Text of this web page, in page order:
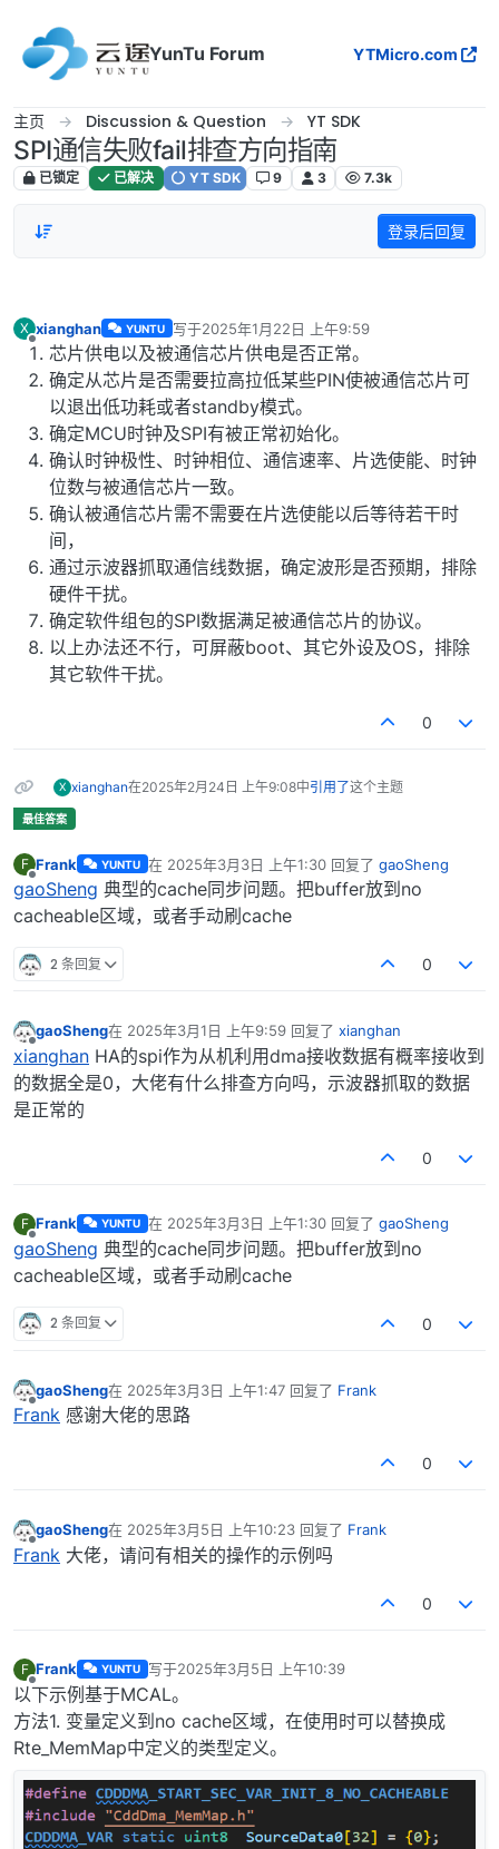
YunTu Forum
YTMicro.com
主页 Discussion & Question YT SDK
SPI通信失败fail排查方向指南
已锁定 已解决 YT SDK 9 3 7.3k
登录后回复
X
离线
xianghan YUNTU 写于2025年1月22日 上午9:59
最后由 编辑
芯片供电以及被通信芯片供电是否正常。
确定从芯片是否需要拉高拉低某些PIN使被通信芯片可
以退出低功耗或者standby模式。
确定MCU时钟及SPI有被正常初始化。
确认时钟极性、时钟相位、通信速率、片选使能、时钟
位数与被通信芯片一致。
确认被通信芯片需不需要在片选使能以后等待若干时
间，
通过示波器抓取通信线数据，确定波形是否预期，排除
硬件干扰。
确定软件组包的SPI数据满足被通信芯片的协议。
以上办法还不行，可屏蔽boot、其它外设及OS，排除
其它软件干扰。
0
X xianghan在2025年2月24日 上午9:08中引用了这个主题
F
离线
Frank YUNTU 在 2025年3月3日 上午1:30回复了 gaoSheng
最后由 编辑
gaoSheng 典型的cache同步问题。把buffer放到no
cacheable区域，或者手动刷cache
2 条回复 0
离线
gaoSheng在 2025年3月1日 上午9:59 回复了 xianghan
最后由 编辑
xianghan HA的spi作为从机利用dma接收数据有概率接收到
的数据全是0，大佬有什么排查方向吗，示波器抓取的数据
是正常的
0
F
离线
Frank YUNTU 在 2025年3月3日 上午1:30回复了 gaoSheng
最后由 编辑
gaoSheng 典型的cache同步问题。把buffer放到no
cacheable区域，或者手动刷cache
2 条回复 0
离线
gaoSheng在 2025年3月3日 上午1:47 回复了 Frank
最后由 编辑
Frank 感谢大佬的思路
0
离线
gaoSheng在 2025年3月5日 上午10:23 回复了 Frank
最后由 编辑
Frank 大佬，请问有相关的操作的示例吗
0
F
离线
Frank YUNTU 写于2025年3月5日 上午10:39
最后由 编辑
以下示例基于MCAL。
方法1. 变量定义到no cache区域，在使用时可以替换成
Rte_MemMap中定义的类型定义。